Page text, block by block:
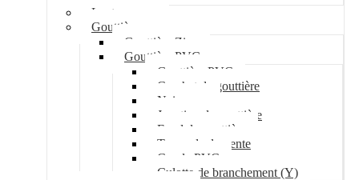
Lanterneau
Gouttière
Gouttière Zinc
Gouttière PVC
Gouttière PVC
Crochet de gouttière
Naissance
Jonction de gouttière
Fond de gouttière
Tuyau de descente
Coude PVC
Culotte de branchement (Y)